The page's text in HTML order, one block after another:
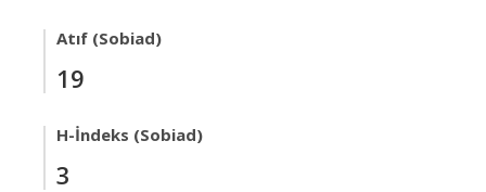
Atıf (Sobiad)
19
H-İndeks (Sobiad)
3